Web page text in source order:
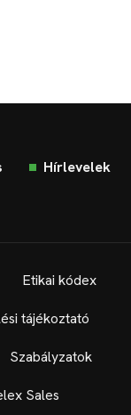
Hírlevelek
Etikai kódex
tájékoztató
Szabályzatok
Sales